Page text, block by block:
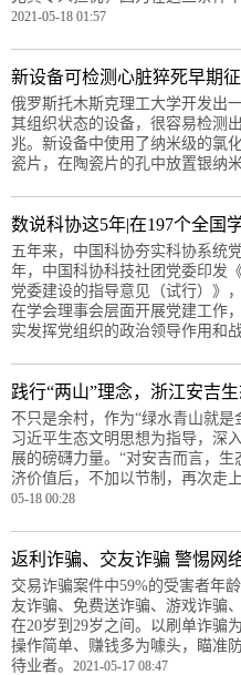
2021-05-18 01:57
新设备可检测心脏猝死早期
俄罗斯托木斯克理工大学开发出
其组织状态的设备，很容易检测
兆。新设备中使用了纳米级的氯
瓷片，在陶瓷片的孔中放置银纳米
数说科协这5年|在197个全国
五年来，中国科协夯实科协系统
年，中国科协科技社团党委印发
党委建设的指导意见（试行）》
在学会理事会层面开展党建工作
实发挥党组织的政治领导作用和
践行“两山”理念，浙江安吉
不只是余村，作为“绿水青山就
习近平生态文明思想为指导，深
展的磅礴力量。“对安吉而言，
济价值后，不加以节制，再次走
05-18 00:28
返利诈骗、交友诈骗 警惕网
交易诈骗案件中59%的受害者年
友诈骗、免费送诈骗、游戏诈骗
在20岁到29岁之间。以刷单诈骗
操作简单、赚钱多为噱头，瞄准
待业者。 2021-05-17 08:47